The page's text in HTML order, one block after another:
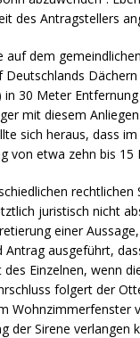
des Antragstellers
auf dem
Deutschlands
in 30 Meter
mit diesem
sich heraus, dass
von etwa zehn bis
juristisch nicht
einer
Antrag ausgeführt,
des Einzelnen, wenn
folgert der
Wohnzimmerfenster
der Sirene verlangen